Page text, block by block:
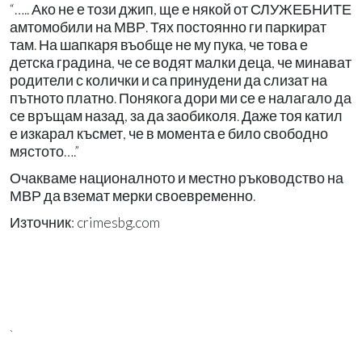
“….. Ако не е този джип, ще е някой от СЛУЖЕБНИТЕ
амтомобили на МВР. Тях постоянно ги паркират
там. На шапкаря въобще не му пука, че това е
детска градина, че се водят малки деца, че минават
родители с колички и са принудени да слизат на
пътното платно. Понякога дори ми се е налагало да
се връщам назад, за да заобиколя. Даже тоя катил
е изкарал късмет, че в момента е било свободно
мястото….”
Очакваме националното и местно ръководство на
МВР да вземат мерки своевременно.
Източник: crimesbg.com
`